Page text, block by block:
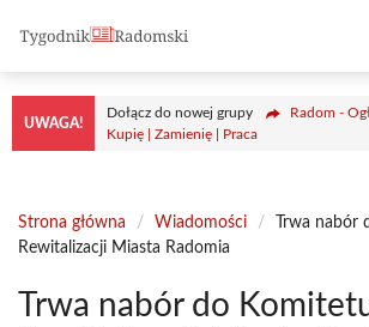
treści
UWAGA!
Dołącz do nowej grupy
Radom -
Kupię | Zamienię | Praca
Strona główna / Wiadomości /
Trwa nabór
Rewitalizacji Miasta Radomia
Trwa nabór do